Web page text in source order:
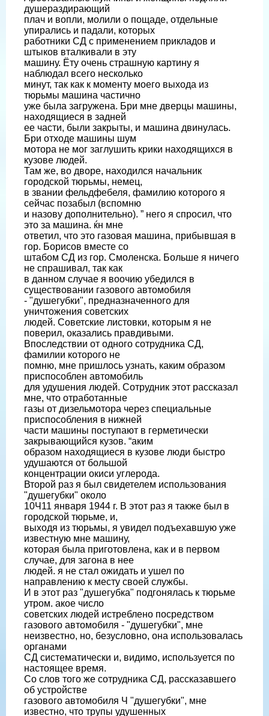
душераздирающий
плач и вопли, молили о пощаде, отдельные
упирались и падали, которых
работники СД с применением прикладов и
штыков вталкивали в эту
машину. Ёту очень страшную картину я
наблюдал всего несколько
минут, так как к моменту моего выхода из
тюрьмы машина частично
уже была загружена. Бри мне дверцы машины,
находящиеся в задней
ее части, были закрыты, и машина двинулась.
Бри отходе машины шум
мотора не мог заглушить крики находящихся в
кузове людей.
Там же, во дворе, находился начальник
городской тюрьмы, немец,
в звании фельдфебеля, фамилию которого я
сейчас позабыл (вспомню
и назову дополнительно). ” него я спросил, что
это за машина. ќн мне
ответил, что это газовая машина, прибывшая в
гор. Борисов вместе со
штабом СД из гор. Смоленска. Больше я ничего
не спрашивал, так как
в данном случае я воочию убедился в
существовании газового автомобиля
- "душегубки", предназначенного для
уничтожения советских
людей. Советские листовки, которым я не
поверил, оказались правдивыми.
Впоследствии от одного сотрудника СД,
фамилии которого не
помню, мне пришлось узнать, каким образом
приспособлен автомобиль
для удушения людей. Сотрудник этот рассказал
мне, что отработанные
газы от дизельмотора через специальные
приспособления в нижней
части машины поступают в герметически
закрывающийся кузов. “аким
образом находящиеся в кузове люди быстро
удушаются от большой
концентрации окиси углерода.
Второй раз я был свидетелем использования
"душегубки" около
10Ч11 января 1944 г. В этот раз я также был в
городской тюрьме, и,
выходя из тюрьмы, я увидел подъехавшую уже
известную мне машину,
которая была приготовлена, как и в первом
случае, для загона в нее
людей. я не стал ожидать и ушел по
направлению к месту своей службы.
И в этот раз "душегубка" подгонялась к тюрьме
утром. акое число
советских людей истреблено посредством
газового автомобиля - "душегубки", мне
неизвестно, но, безусловно, она использовалась
органами
СД систематически и, видимо, используется по
настоящее время.
Со слов того же сотрудника СД, рассказавшего
об устройстве
газового автомобиля Ч "душегубки", мне
известно, что трупы удушенных